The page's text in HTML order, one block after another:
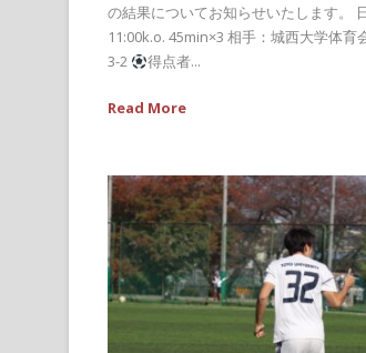
の結果についてお知らせいたします。
11:00k.o. 45min×3 相手：城西大学体育
3-2
得点者...
Read More